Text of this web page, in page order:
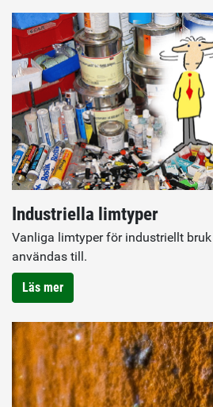
Industriella limtyper
Vanliga limtyper för industriellt
användas till.
Läs mer